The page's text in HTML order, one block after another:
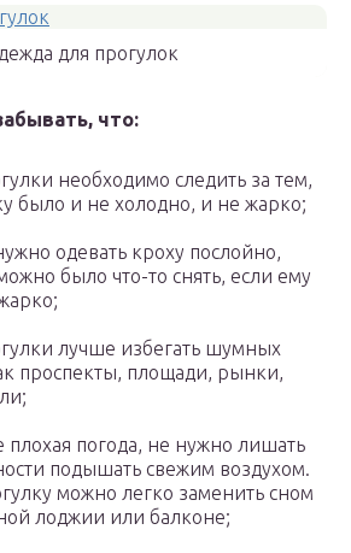
для прогулок
что:
необходимо следить за тем,
было и не холодно, и не жарко;
одевать кроху послойно,
было что-то снять, если ему
лучше избегать шумных
проспекты, площади, рынки,
плохая погода, не нужно лишать
подышать свежим воздухом.
можно легко заменить сном
лоджии или балконе;